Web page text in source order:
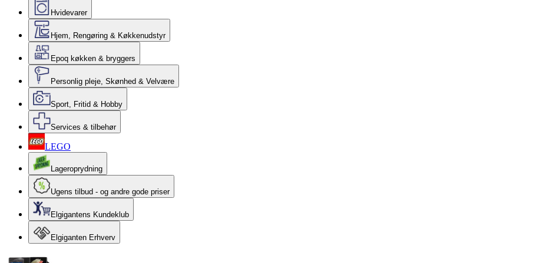
Hvidevarer
Hjem, Rengøring & Køkkenudstyr
Epoq køkken & bryggers
Personlig pleje, Skønhed & Velvære
Sport, Fritid & Hobby
Services & tilbehør
LEGO
Lageroprydning
Ugens tilbud - og andre gode priser
Elgigantens Kundeklub
Elgiganten Erhverv